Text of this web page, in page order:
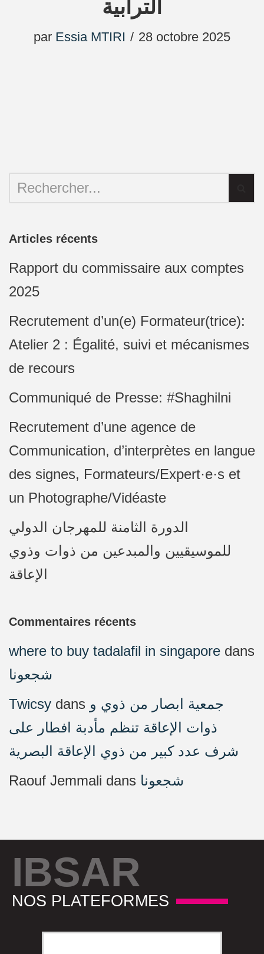
الترابية
par Essia MTIRI 28 octobre 2025
Articles récents
Rapport du commissaire aux comptes
2025
Recrutement d’un(e) Formateur(trice):
Atelier 2 : Égalité, suivi et mécanismes
de recours
Communiqué de Presse: #Shaghilni
Recrutement d’une agence de
Communication, d’interprètes en langue
des signes, Formateurs/Expert·e·s et
un Photographe/Vidéaste
الدورة الثامنة للمهرجان الدولي
للموسيقيين والمبدعين من ذوات وذوي
الإعاقة
Commentaires récents
where to buy tadalafil in singapore dans
شجعونا
Twicsy dans جمعية ابصار من ذوي و
ذوات الإعاقة تنظم مأدبة افطار على
شرف عدد كبير من ذوي الإعاقة البصرية
Raouf Jemmali dans شجعونا
IBSAR
NOS PLATEFORMES